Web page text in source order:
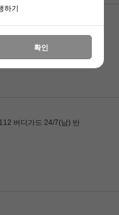
트레킹 OW 폴로긴팔
버디가드 24/7(남) 반
하기
확인